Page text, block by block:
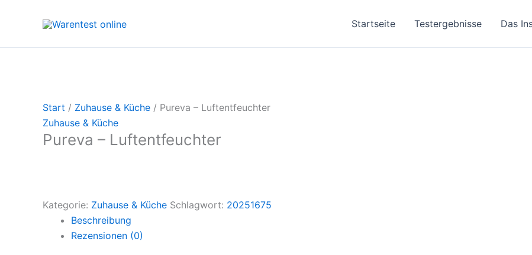
Startseite Testergebnisse Das
Start / Zuhause & Küche / Pureva – Luftentfeuchter
Zuhause & Küche
Pureva – Luftentfeuchter
Kategorie: Zuhause & Küche Schlagwort: 20251675
Beschreibung
Rezensionen (0)